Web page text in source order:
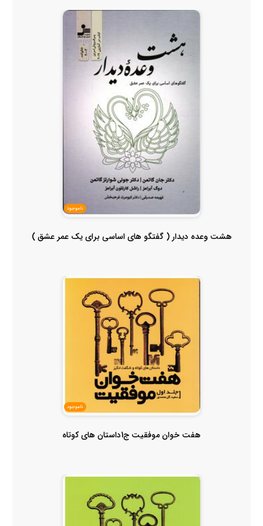
ناموجود
هشت وعده دیدار ( گفتگو های اساسی برای یک عمر عشق )
ناموجود
هفت خوان موفقیت ج1داستان های کوتاه